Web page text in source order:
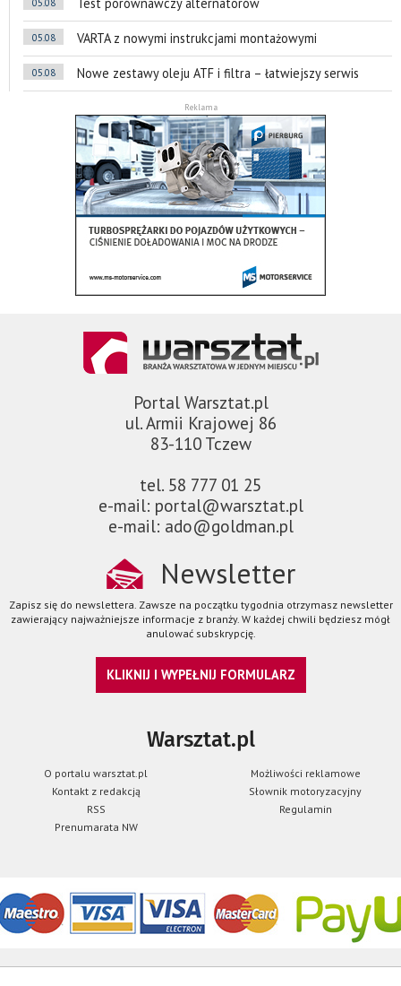
05.08 Test porównawczy alternatorów
05.08 VARTA z nowymi instrukcjami montażowymi
05.08 Nowe zestawy oleju ATF i filtra – łatwiejszy serwis
Reklama
Portal Warsztat.pl
ul. Armii Krajowej 86
83-110 Tczew
tel. 58 777 01 25
e-mail: portal@warsztat.pl
e-mail: ado@goldman.pl
Newsletter
Zapisz się do newslettera. Zawsze na początku tygodnia otrzymasz newsletter
zawierający najważniejsze informacje z branży. W każdej chwili będziesz mógł
anulować subskrypcję.
KLIKNIJ I WYPEŁNIJ FORMULARZ
Warsztat.pl
O portalu warsztat.pl
Możliwości reklamowe
Kontakt z redakcją
Słownik motoryzacyjny
RSS
Regulamin
Prenumarata NW